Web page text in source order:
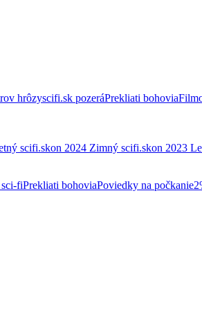
hrôzyscifi.sk pozeráPrekliati bohovia
scifi.skon 2024 Zimný scifi.skon 2023
fiPrekliati bohoviaPoviedky na počkanie